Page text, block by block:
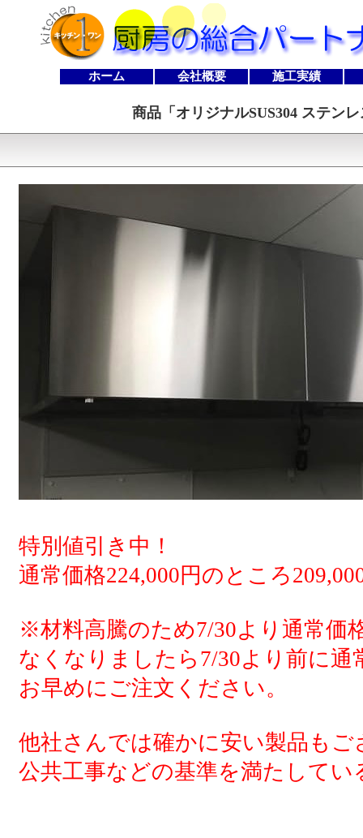
ホーム 会社概要 施工実績
商品「 オリジナルSUS304 ステン
特別値引き中！
通常価格224,000円のところ
※材料高騰のため7/30より通常価
なくなりましたら7/30より前に通
お早めにご注文ください。
他社さんでは確かに安い製品も
公共工事などの基準を満たして